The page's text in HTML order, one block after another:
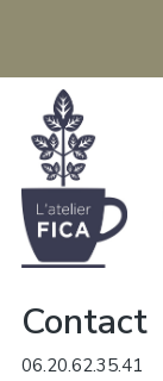
Contact
06.20.62.35.41